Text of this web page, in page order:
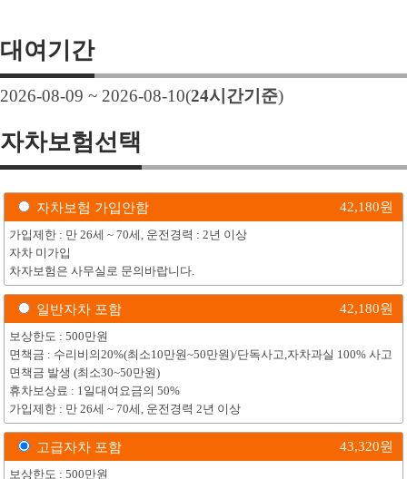
대여기간
2026-08-09 ~ 2026-08-10(24시간기준)
자차보험선택
자차보험 가입안함 42,180원
가입제한 : 만 26세 ~ 70세, 운전경력 : 2년 이상
자차 미가입
차자보험은 사무실로 문의바랍니다.
일반자차 포함 42,180원
보상한도 : 500만원
면책금 : 수리비의20%(최소10만원~50만원)/단독사고,자차과실 100% 사고
면책금 발생 (최소30~50만원)
휴차보상료 : 1일대여요금의 50%
가입제한 : 만 26세 ~ 70세, 운전경력 2년 이상
고급자차 포함 43,320원
보상한도 : 500만원